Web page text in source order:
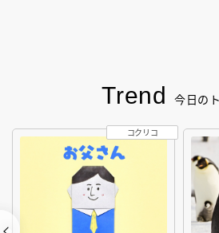
Trend 今日の
コクリコ